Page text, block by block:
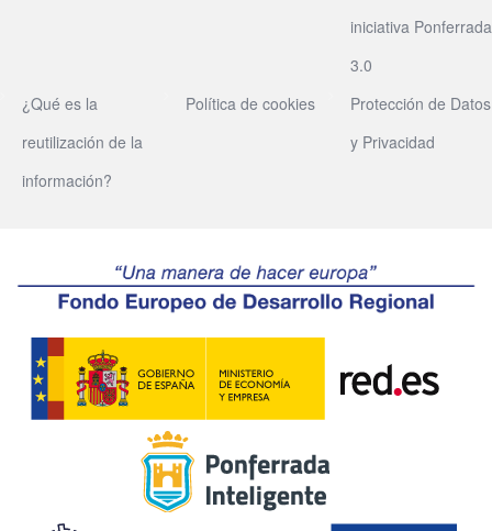
iniciativa Ponferrada
3.0
¿Qué es la
reutilización de la
información?
Política de cookies
Protección de Datos
y Privacidad